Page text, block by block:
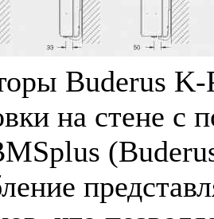
Buderus
на стене